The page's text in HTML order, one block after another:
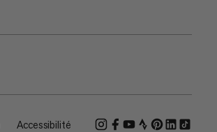
Accessibilité